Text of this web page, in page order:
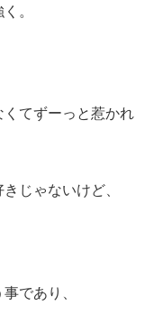
。
てずーっと惹かれ
じゃないけど、
であり、